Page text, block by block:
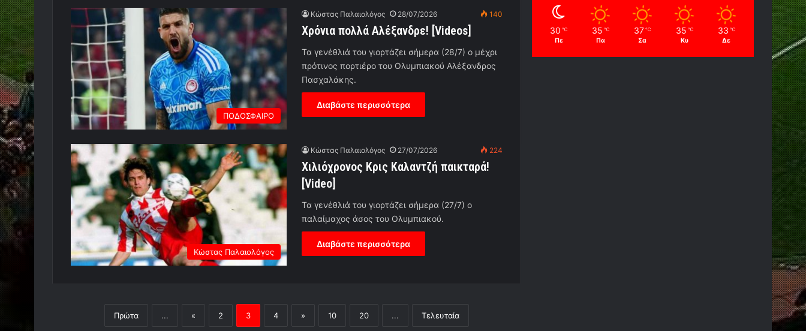
ΠΟΔΟΣΦΑΙΡΟ
Κώστας Παλαιολόγος 28/07/2026 140
Χρόνια πολλά Αλέξανδρε! [Videos]
Τα γενέθλιά του γιορτάζει σήμερα (28/7) ο μέχρι
πρότινος πορτιέρο του Ολυμπιακού Αλέξανδρος
Πασχαλάκης.
Διαβάστε περισσότερα
Κώστας Παλαιολόγος
Κώστας Παλαιολόγος 27/07/2026 224
Χιλιόχρονος Κρις Καλαντζή παικταρά!
[Video]
Τα γενέθλιά του γιορτάζει σήμερα (27/7) ο
παλαίμαχος άσος του Ολυμπιακού.
Διαβάστε περισσότερα
Πρώτα ... « 2 3 4 » 10 20 ... Τελευταία
30 ℃
Πε
35 ℃
Πα
37 ℃
Σα
35 ℃
Κυ
33 ℃
Δε